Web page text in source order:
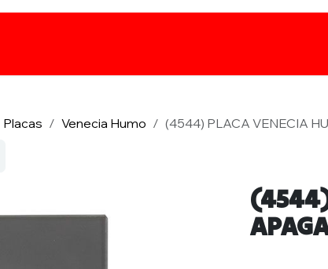
Placas Venecia Humo (4544) PLACA VENECIA
(4544)